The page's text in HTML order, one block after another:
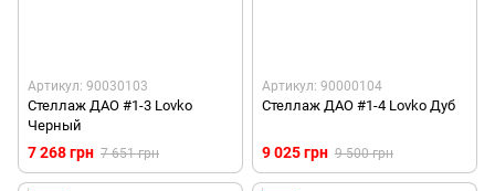
Артикул: 90030103
Стеллаж ДАО #1-3 Lovko
Черный
7 268 грн 7 651 грн
Артикул: 90000104
Стеллаж ДАО #1-4 Lovko Дуб
9 025 грн 9 500 грн